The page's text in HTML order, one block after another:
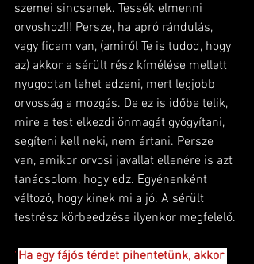
szemei sincsenek. Tessék elmenni
orvoshoz!!! Persze, ha apró rándulás,
vagy ficam van, (amiről Te is tudod, hogy
az) akkor a sérült rész kímélése mellett
nyugodtan lehet edzeni, mert legjobb
orvosság a mozgás. De ez is időbe telik,
mire a test elkezdi önmagát gyógyítani,
segíteni kell neki, nem ártani. Persze
van, amikor orvosi javallat ellenére is azt
tanácsolom, hogy edz. Egyénenként
változó, hogy kinek mi a jó. A sérült
testrész körbeedzése ilyenkor megfelelő.
"Ha egy fájós térdet pihentetünk, akkor